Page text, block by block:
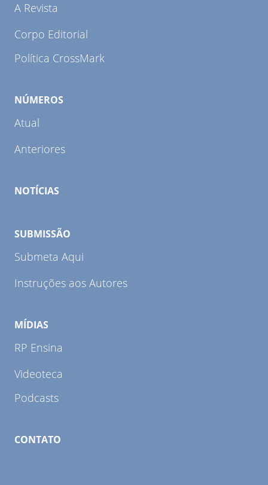
A Revista
Corpo Editorial
Política CrossMark
NÚMEROS
Atual
Anteriores
NOTÍCIAS
SUBMISSÃO
Submeta Aqui
Instruções aos Autores
MÍDIAS
RP Ensina
Videoteca
Podcasts
CONTATO